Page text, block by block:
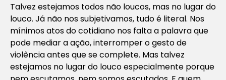
Talvez estejamos todos não loucos, mas no lugar do
louco. Já não nos subjetivamos, tudo é literal. Nos
mínimos atos do cotidiano nos falta a palavra que
pode mediar a ação, interromper o gesto de
violência antes que se complete. Mas talvez
estejamos no lugar do louco especialmente porque